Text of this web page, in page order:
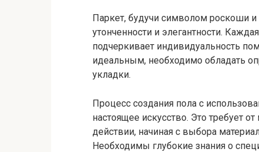
Паркет, будучи символом роскоши
утонченности и элегантности.
подчеркивает индивидуальность
идеальным, необходимо обладать
укладки.
Процесс создания пола с
настоящее искусство. Это требует
действии, начиная с выбора
Необходимы глубокие знания о